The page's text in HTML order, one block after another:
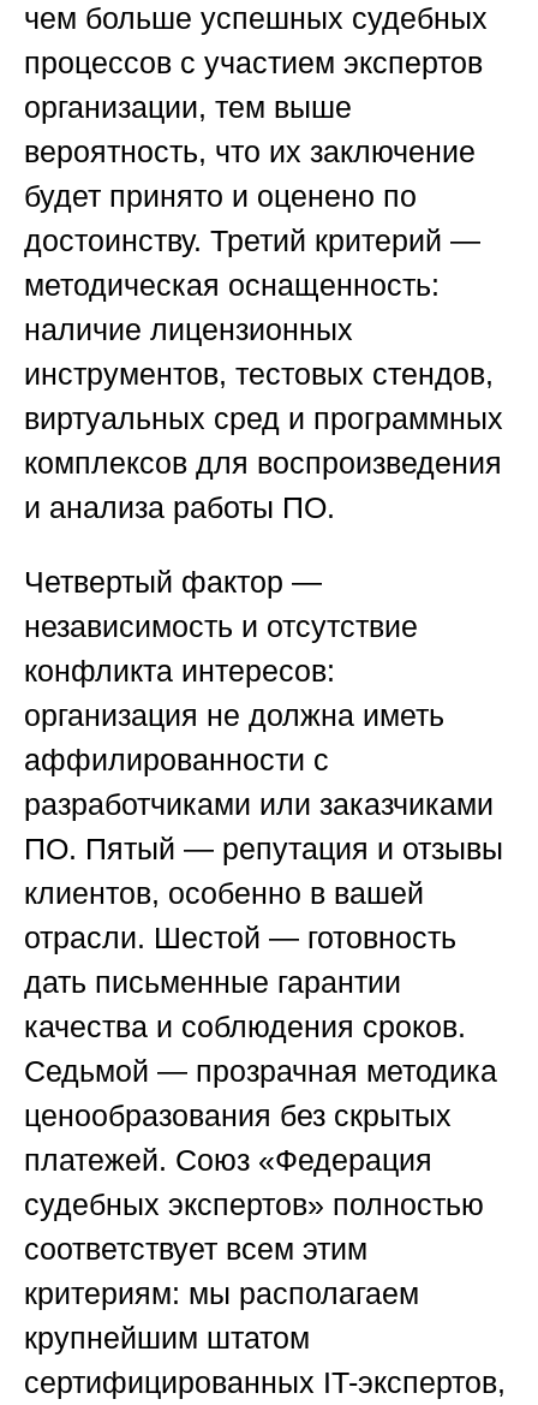
чем больше успешных судебных
процессов с участием экспертов
организации, тем выше
вероятность, что их заключение
будет принято и оценено по
достоинству. Третий критерий —
методическая оснащенность:
наличие лицензионных
инструментов, тестовых стендов,
виртуальных сред и программных
комплексов для воспроизведения
и анализа работы ПО.
Четвертый фактор —
независимость и отсутствие
конфликта интересов:
организация не должна иметь
аффилированности с
разработчиками или заказчиками
ПО. Пятый — репутация и отзывы
клиентов, особенно в вашей
отрасли. Шестой — готовность
дать письменные гарантии
качества и соблюдения сроков.
Седьмой — прозрачная методика
ценообразования без скрытых
платежей. Союз «Федерация
судебных экспертов» полностью
соответствует всем этим
критериям: мы располагаем
крупнейшим штатом
сертифицированных IT-экспертов,